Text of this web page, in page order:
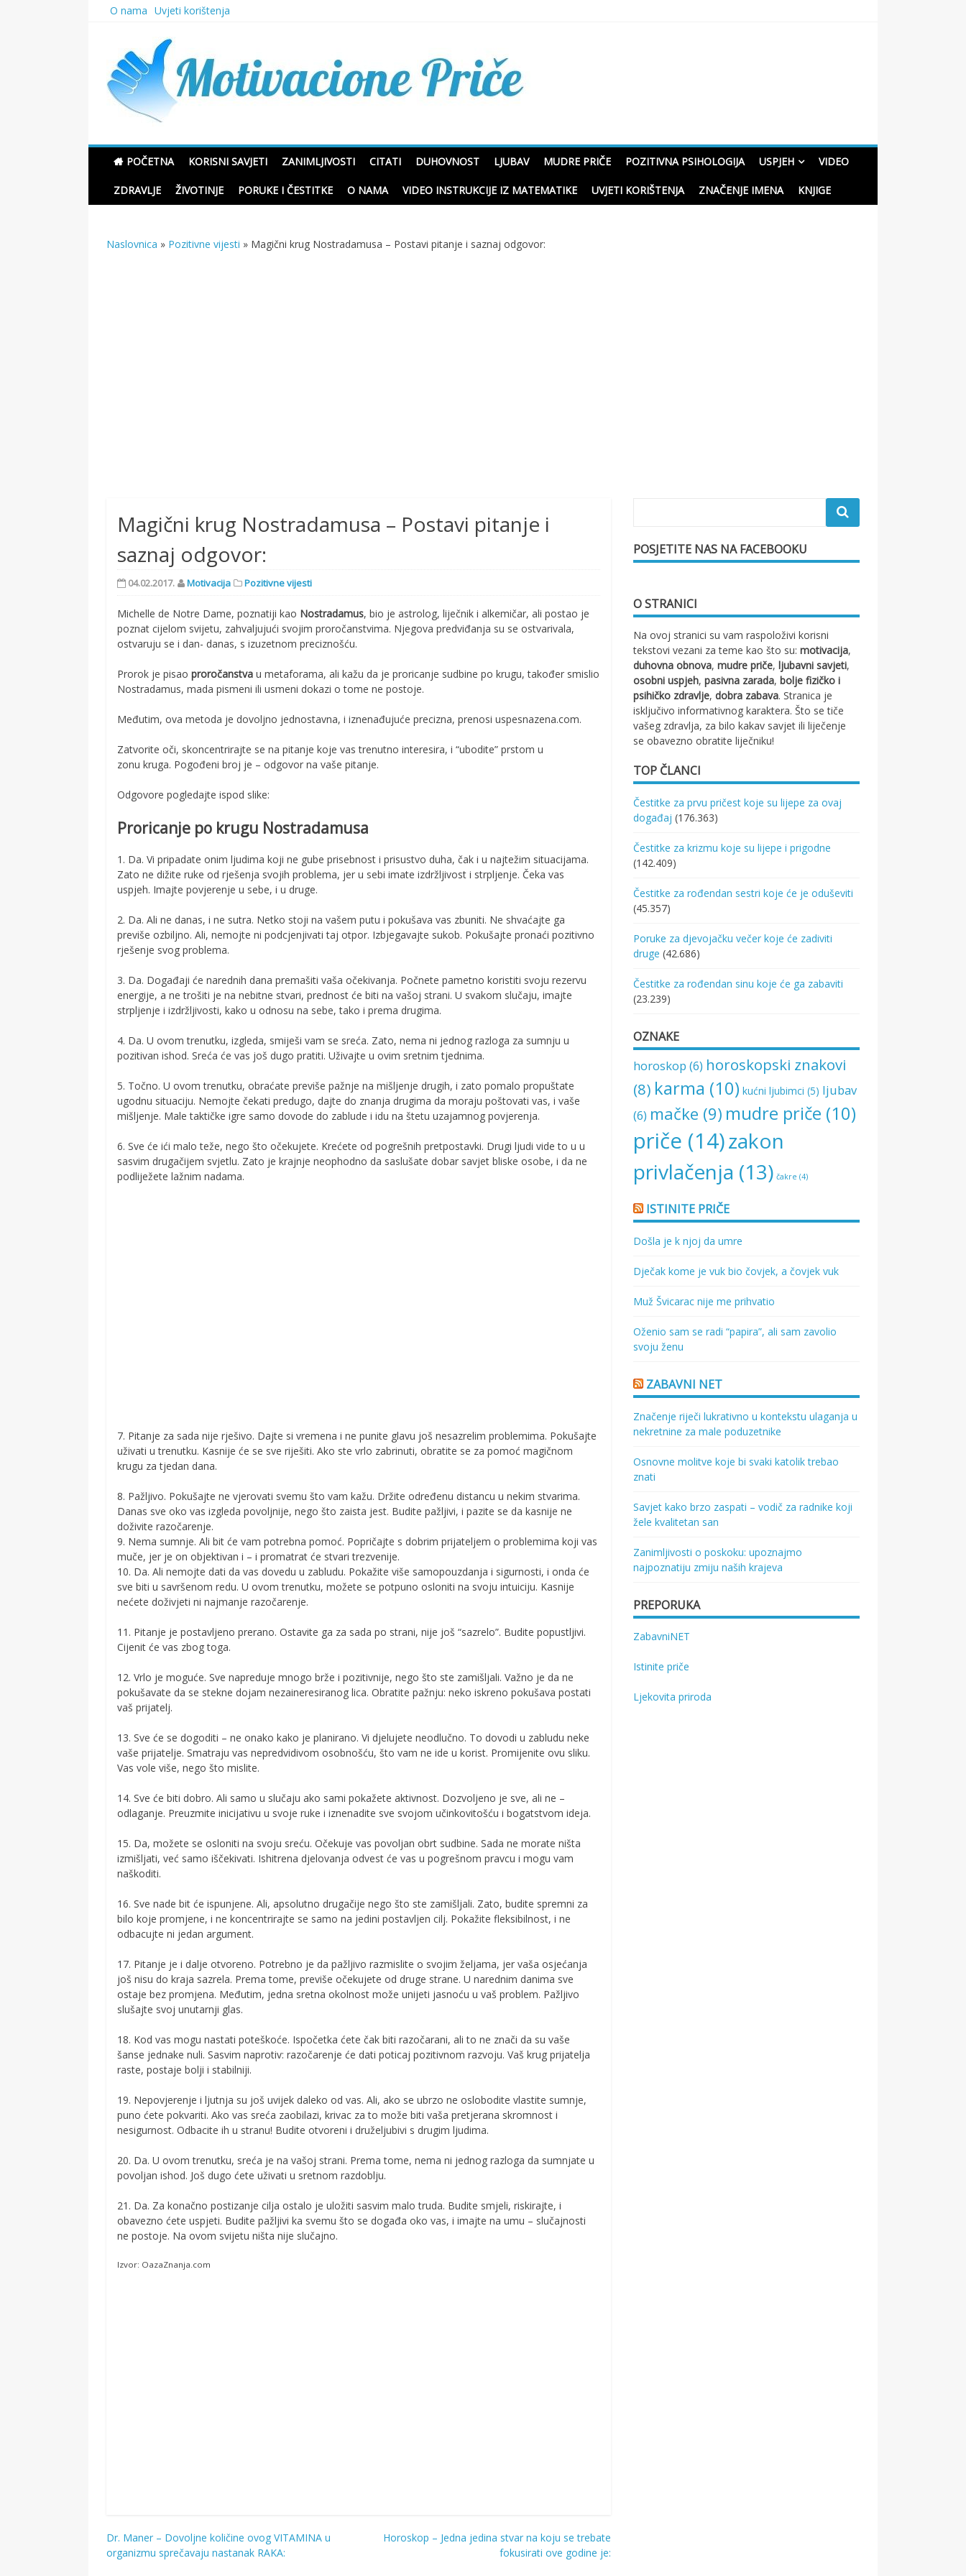
O nama Uvjeti korištenja
Motivacione Priče
POČETNA KORISNI SAVJETI ZANIMLJIVOSTI CITATI DUHOVNOST LJUBAV MUDRE PRIČE POZITIVNA PSIHOLOGIJA USPJEH VIDEO
ZDRAVLJE ŽIVOTINJE PORUKE I ČESTITKE O NAMA VIDEO INSTRUKCIJE IZ MATEMATIKE UVJETI KORIŠTENJA ZNAČENJE IMENA KNJIGE
Naslovnica » Pozitivne vijesti » Magični krug Nostradamusa – Postavi pitanje i saznaj odgovor:
Magični krug Nostradamusa – Postavi pitanje i
saznaj odgovor:
04.02.2017. Motivacija Pozitivne vijesti
Michelle de Notre Dame, poznatiji kao Nostradamus, bio je astrolog, liječnik i alkemičar, ali postao je
poznat cijelom svijetu, zahvaljujući svojim proročanstvima. Njegova predviđanja su se ostvarivala,
ostvaruju se i dan- danas, s izuzetnom preciznošću.
Prorok je pisaoproročanstva u metaforama, ali kažu da je proricanje sudbine po krugu, također smislio
Nostradamus, mada pismeni ili usmeni dokazi o tome ne postoje.
Međutim, ova metoda je dovoljno jednostavna, i iznenađujuće precizna, prenosi uspesnazena.com.
Zatvorite oči, skoncentrirajte se na pitanje koje vas trenutno interesira, i “ubodite” prstom u
zonu kruga. Pogođeni broj je – odgovor na vaše pitanje.
Odgovore pogledajte ispod slike:
Proricanje po krugu Nostradamusa
1. Da. Vi pripadate onim ljudima koji ne gube prisebnost i prisustvo duha, čak i u najtežim situacijama.
Zato ne dižite ruke od rješenja svojih problema, jer u sebi imate izdržljivost i strpljenje. Čeka vas
uspjeh. Imajte povjerenje u sebe, i u druge.
2. Da. Ali ne danas, i ne sutra. Netko stoji na vašem putu i pokušava vas zbuniti. Ne shvaćajte ga
previše ozbiljno. Ali, nemojte ni podcjenjivati taj otpor. Izbjegavajte sukob. Pokušajte pronaći pozitivno
rješenje svog problema.
3. Da. Događaji će narednih dana premašiti vaša očekivanja. Počnete pametno koristiti svoju rezervu
energije, a ne trošiti je na nebitne stvari, prednost će biti na vašoj strani. U svakom slučaju, imajte
strpljenje i izdržljivosti, kako u odnosu na sebe, tako i prema drugima.
4. Da. U ovom trenutku, izgleda, smiješi vam se sreća. Zato, nema ni jednog razloga za sumnju u
pozitivan ishod. Sreća će vas još dugo pratiti. Uživajte u ovim sretnim tjednima.
5. Točno. U ovom trenutku, obraćate previše pažnje na mišljenje drugih, i zato pomalo propuštate
ugodnu situaciju. Nemojte čekati predugo, dajte do znanja drugima da moraju poštovati vas, i vaše
mišljenje. Male taktičke igre samo dovode do zablude i idu na štetu uzajamnog povjerenja.
6. Sve će ići malo teže, nego što očekujete. Krećete od pogrešnih pretpostavki. Drugi ljudi vide to u u
sasvim drugačijem svjetlu. Zato je krajnje neophodno da saslušate dobar savjet bliske osobe, i da ne
podliježete lažnim nadama.
7. Pitanje za sada nije rješivo. Dajte si vremena i ne punite glavu još nesazrelim problemima. Pokušajte
uživati u trenutku. Kasnije će se sve riješiti. Ako ste vrlo zabrinuti, obratite se za pomoć magičnom
krugu za tjedan dana.
8. Pažljivo. Pokušajte ne vjerovati svemu što vam kažu. Držite određenu distancu u nekim stvarima.
Danas sve oko vas izgleda povoljnije, nego što zaista jest. Budite pažljivi, i pazite se da kasnije ne
doživite razočarenje.
9. Nema sumnje. Ali bit će vam potrebna pomoć. Popričajte s dobrim prijateljem o problemima koji vas
muče, jer je on objektivan i – i promatrat će stvari trezvenije.
10. Da. Ali nemojte dati da vas dovedu u zabludu. Pokažite više samopouzdanja i sigurnosti, i onda će
sve biti u savršenom redu. U ovom trenutku, možete se potpuno osloniti na svoju intuiciju. Kasnije
nećete doživjeti ni najmanje razočarenje.
11. Pitanje je postavljeno prerano. Ostavite ga za sada po strani, nije još “sazrelo”. Budite popustljivi.
Cijenit će vas zbog toga.
12. Vrlo je moguće. Sve napreduje mnogo brže i pozitivnije, nego što ste zamišljali. Važno je da ne
pokušavate da se stekne dojam nezaineresiranog lica. Obratite pažnju: neko iskreno pokušava postati
vaš prijatelj.
13. Sve će se dogoditi – ne onako kako je planirano. Vi djelujete neodlučno. To dovodi u zabludu neke
vaše prijatelje. Smatraju vas nepredvidivom osobnošću, što vam ne ide u korist. Promijenite ovu sliku.
Vas vole više, nego što mislite.
14. Sve će biti dobro. Ali samo u slučaju ako sami pokažete aktivnost. Dozvoljeno je sve, ali ne –
odlaganje. Preuzmite inicijativu u svoje ruke i iznenadite sve svojom učinkovitošću i bogatstvom ideja.
15. Da, možete se osloniti na svoju sreću. Očekuje vas povoljan obrt sudbine. Sada ne morate ništa
izmišljati, već samo iščekivati. Ishitrena djelovanja odvest će vas u pogrešnom pravcu i mogu vam
naškoditi.
16. Sve nade bit će ispunjene. Ali, apsolutno drugačije nego što ste zamišljali. Zato, budite spremni za
bilo koje promjene, i ne koncentrirajte se samo na jedini postavljen cilj. Pokažite fleksibilnost, i ne
odbacujte ni jedan argument.
17. Pitanje je i dalje otvoreno. Potrebno je da pažljivo razmislite o svojim željama, jer vaša osjećanja
još nisu do kraja sazrela. Prema tome, previše očekujete od druge strane. U narednim danima sve
ostaje bez promjena. Međutim, jedna sretna okolnost može unijeti jasnoću u vaš problem. Pažljivo
slušajte svoj unutarnji glas.
18. Kod vas mogu nastati poteškoće. Ispočetka ćete čak biti razočarani, ali to ne znači da su vaše
šanse jednake nuli. Sasvim naprotiv: razočarenje će dati poticaj pozitivnom razvoju. Vaš krug prijatelja
raste, postaje bolji i stabilniji.
19. Nepovjerenje i ljutnja su još uvijek daleko od vas. Ali, ako se ubrzo ne oslobodite vlastite sumnje,
puno ćete pokvariti. Ako vas sreća zaobilazi, krivac za to može biti vaša pretjerana skromnost i
nesigurnost. Odbacite ih u stranu! Budite otvoreni i druželjubivi s drugim ljudima.
20. Da. U ovom trenutku, sreća je na vašoj strani. Prema tome, nema ni jednog razloga da sumnjate u
povoljan ishod. Još dugo ćete uživati u sretnom razdoblju.
21. Da. Za konačno postizanje cilja ostalo je uložiti sasvim malo truda. Budite smjeli, riskirajte, i
obavezno ćete uspjeti. Budite pažljivi ka svemu što se događa oko vas, i imajte na umu – slučajnosti
ne postoje. Na ovom svijetu ništa nije slučajno.
Izvor: OazaZnanja.com
Navigacija
Dr. Maner – Dovoljne količine ovog VITAMINA u
organizmu sprečavaju nastanak RAKA:
Horoskop – Jedna jedina stvar na koju se trebate
fokusirati ove godine je:
POSJETITE NAS NA FACEBOOKU
O STRANICI
Na ovoj stranici su vam raspoloživi korisni
tekstovi vezani za teme kao što su:motivacija,
duhovna obnova,mudre priče,ljubavni savjeti,
osobni uspjeh,pasivna zarada,bolje fizičko i
psihičko zdravlje,dobra zabava. Stranica je
isključivo informativnog karaktera. Što se tiče
vašeg zdravlja, za bilo kakav savjet ili liječenje
se obavezno obratite liječniku!
TOP ČLANCI
Čestitke za prvu pričest koje su lijepe za ovaj
događaj (176.363)
Čestitke za krizmu koje su lijepe i prigodne
(142.409)
Čestitke za rođendan sestri koje će je oduševiti
(45.357)
Poruke za djevojačku večer koje će zadiviti
druge (42.686)
Čestitke za rođendan sinu koje će ga zabaviti
(23.239)
OZNAKE
horoskop (6) horoskopski znakovi
(8) karma (10) kućni ljubimci (5) ljubav
(6) mačke (9) mudre priče (10)
priče (14)zakon
privlačenja (13) čakre (4)
ISTINITE PRIČE
Došla je k njoj da umre
Dječak kome je vuk bio čovjek, a čovjek vuk
Muž Švicarac nije me prihvatio
Oženio sam se radi “papira”, ali sam zavolio
svoju ženu
ZABAVNI NET
Značenje riječi lukrativno u kontekstu ulaganja u
nekretnine za male poduzetnike
Osnovne molitve koje bi svaki katolik trebao
znati
Savjet kako brzo zaspati – vodič za radnike koji
žele kvalitetan san
Zanimljivosti o poskoku: upoznajmo
najpoznatiju zmiju naših krajeva
PREPORUKA
ZabavniNET
Istinite priče
Ljekovita priroda